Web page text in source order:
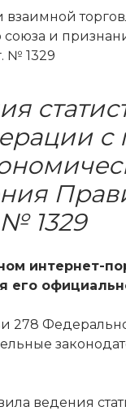
взаимной
и
№ 1329
с
№ 1329
интернет-
его
278
ведения